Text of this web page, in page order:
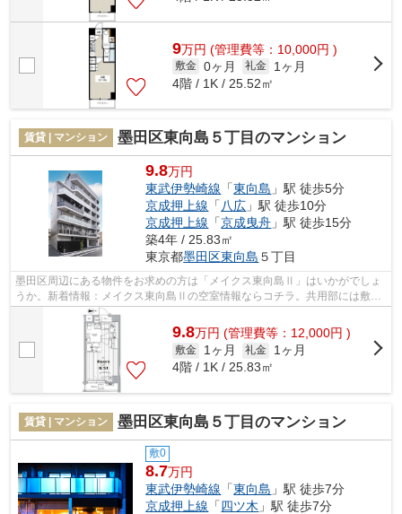
9万円 (管理費等：10,000円 )
敷金 0ヶ月 礼金
1ヶ月
4階 / 1K / 25.52㎡
賃貸 | マンション 墨田区東向島５丁目のマンション
9.8万円
東武伊勢崎線 「東向島 」駅 徒歩5分
京成押上線 「 八広 」駅 徒歩10分
京成押上線 「京成曳舟 」駅 徒歩15分
築4年 / 25.83㎡
東京都墨田区東向島 ５丁目
墨田区周辺にある物件をお求めの方は「メイクス東向島Ⅱ」はいかがでしょ
うか。新着情報：メイクス東向島Ⅱの空室情報ならコチラ。共用部には敷地
内ごみ置き場・エレベータなどが備わっ...
9.8万円 (管理費等：12,000円 )
敷金 1ヶ月 礼金
1ヶ月
4階 / 1K / 25.83㎡
賃貸 | マンション 墨田区東向島５丁目のマンション
敷0
8.7万円
東武伊勢崎線 「東向島 」駅 徒歩7分
京成押上線 「四ツ木 」駅 徒歩7分